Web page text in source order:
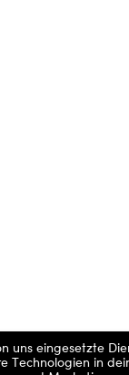
uns eingesetzte
Technologien in